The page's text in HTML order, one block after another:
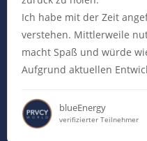
Ich habe mit der Zeit
verstehen. Mittlerweile
macht Spaß und würde
Aufgrund aktuellen
blueEnergy
verifizierter Teilnehmer